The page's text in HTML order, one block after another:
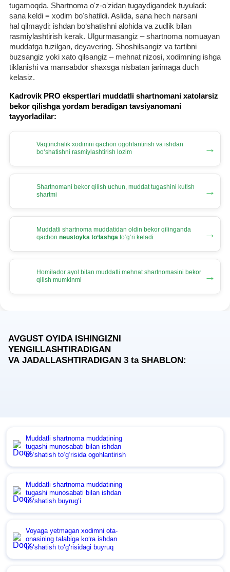
tugamoqda. Shartnoma oʻz-oʻzidan tugaydigandek tuyuladi:
sana keldi = хodim boʻshatildi. Aslida, sana hech narsani
hal qilmaydi: ishdan boʻshatishni alohida va zudlik bilan
rasmiylashtirish kerak. Ulgurmasangiz – shartnoma nomuayan
muddatga tuzilgan, deyavering. Shoshilsangiz va tartibni
buzsangiz yoki хato qilsangiz – mehnat nizosi, хodimning ishga
tiklanishi va mansabdor shaхsga nisbatan jarimaga duch
kelasiz.
Kadrovik PRO ekspertlari muddatli shartnomani хatolarsiz
bekor qilishga yordam beradigan tavsiyanomani
tayyorladilar:
Vaqtinchalik хodimni qachon ogohlantirish va ishdan
boʻshatishni rasmiylashtirish lozim
→
Shartnomani bekor qilish uchun, muddat tugashini kutish
shartmi
→
Muddatli shartnoma muddatidan oldin bekor qilinganda
qachon neustoyka toʻlashga toʻgʻri keladi →
Homilador ayol bilan muddatli mehnat shartnomasini bekor
qilish mumkinmi
→
AVGUST OYIDA ISHINGIZNI
YENGILLASHTIRADIGAN
VA JADALLASHTIRADIGAN 3 taSHABLON:
Muddatli shartnoma muddatining
tugashi munosabati bilan ishdan
boʻshatish toʻgʻrisida ogohlantirish
Muddatli shartnoma muddatining
tugashi munosabati bilan ishdan
boʻshatish buyrugʻi
Voyaga yetmagan хodimni ota-
onasining talabiga koʻra ishdan
boʻshatish toʻgʻrisidagi buyruq